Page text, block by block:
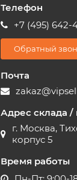
Телефон
+7 (495) 642-
Обратный
Почта
Адрес склада /
г. Москва,
корпус 5
Время работы